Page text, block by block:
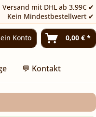
Versand mit DHL ab 3,99€ ✔
Kein Mindestbestellwert ✔
Konto 0,00 € *
💬 Kontakt